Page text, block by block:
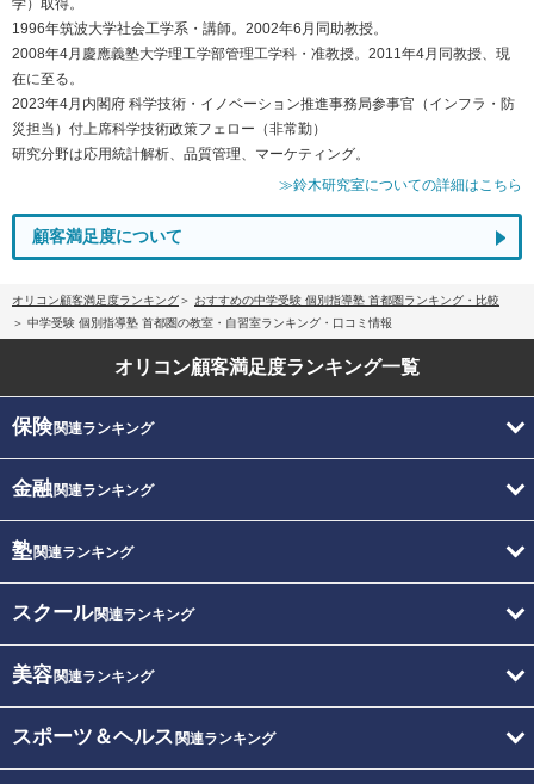
学）取得。
1996年筑波大学社会工学系・講師。2002年6月同助教授。
2008年4月慶應義塾大学理工学部管理工学科・准教授。2011年4月同教授、現
在に至る。
2023年4月内閣府 科学技術・イノベーション推進事務局参事官（インフラ・防
災担当）付上席科学技術政策フェロー（非常勤）
研究分野は応用統計解析、品質管理、マーケティング。
≫鈴木研究室についての詳細はこちら
顧客満足度について
オリコン顧客満足度ランキング
おすすめの中学受験 個別指導塾 首都圏ランキング・比較
中学受験 個別指導塾 首都圏の教室・自習室ランキング・口コミ情報
オリコン顧客満足度ランキング一覧
保険関連ランキング
金融関連ランキング
塾関連ランキング
スクール関連ランキング
美容関連ランキング
スポーツ＆ヘルス 関連ランキング